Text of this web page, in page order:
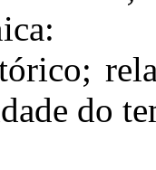
do